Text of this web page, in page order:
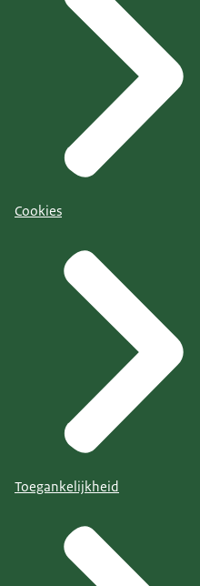
Cookies
Toegankelijkheid